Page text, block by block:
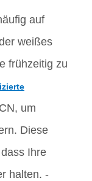
auf
weißes
frühzeitig zu
um
Diese
Ihre
halten. -